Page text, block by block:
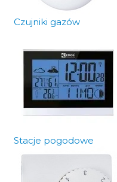
Czujniki gazów
Stacje pogodowe